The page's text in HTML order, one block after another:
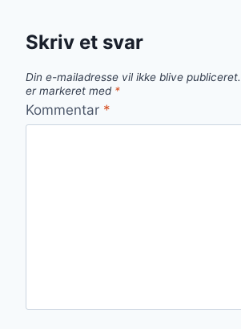
Skriv et svar
Din e-mailadresse vil ikke blive publiceret.
er markeret med *
Kommentar *